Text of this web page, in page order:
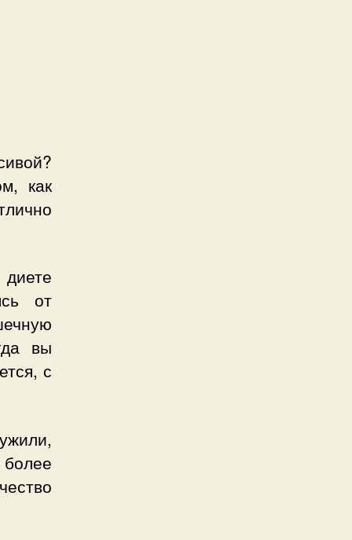
как
от
вы
с